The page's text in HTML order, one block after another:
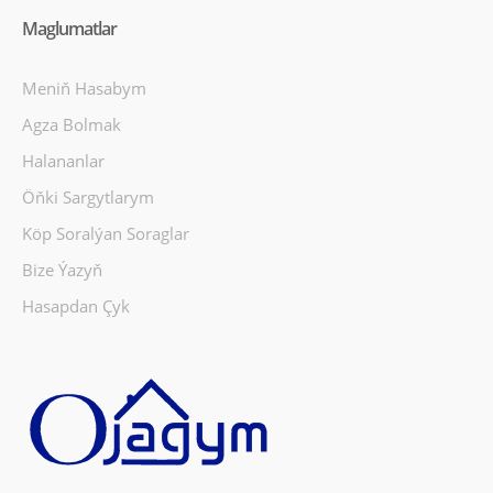
Maglumatlar
Meniň Hasabym
Agza Bolmak
Halananlar
Öňki Sargytlarym
Köp Soralýan Soraglar
Bize Ýazyň
Hasapdan Çyk